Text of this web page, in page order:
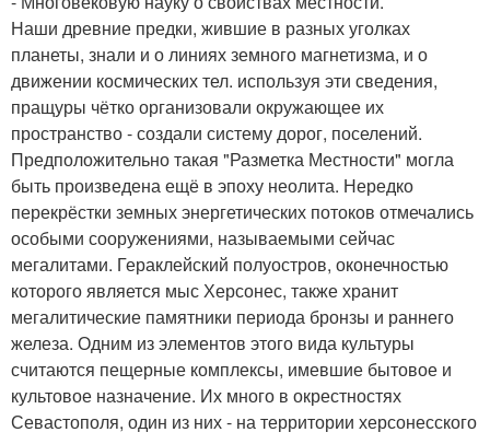
Наши древние предки, жившие в разных уголках
планеты, знали и о линиях земного магнетизма, и о
движении космических тел. используя эти сведения,
пращуры чётко организовали окружающее их
пространство - создали систему дорог, поселений.
Предположительно такая "Разметка Местности" могла
быть произведена ещё в эпоху неолита. Нередко
перекрёстки земных энергетических потоков отмечались
особыми сооружениями, называемыми сейчас
мегалитами. Гераклейский полуостров, оконечностью
которого является мыс Херсонес, также хранит
мегалитические памятники периода бронзы и раннего
железа. Одним из элементов этого вида культуры
считаются пещерные комплексы, имевшие бытовое и
культовое назначение. Их много в окрестностях
Севастополя, один из них - на территории херсонесского